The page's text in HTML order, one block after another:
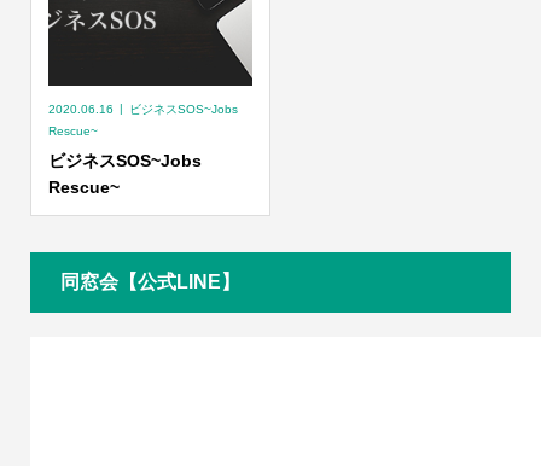
2020.06.16
ビジネスSOS~Jobs
Rescue~
ビジネスSOS~Jobs
Rescue~
同窓会【公式LINE】